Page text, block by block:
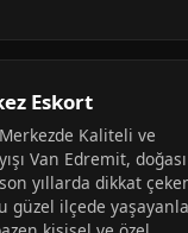
Eskort
Kaliteli ve
Van Edremit, doğası
yıllarda dikkat
güzel ilçede